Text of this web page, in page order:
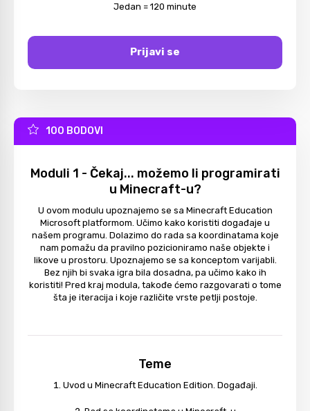
Jedan = 120 minute
Prijavi se
100 BODOVI
Moduli 1 - Čekaj... možemo li programirati
u Minecraft-u?
U ovom modulu upoznajemo se sa Minecraft Education
Microsoft platformom. Učimo kako koristiti događaje u
našem programu. Dolazimo do rada sa koordinatama koje
nam pomažu da pravilno pozicioniramo naše objekte i
likove u prostoru. Upoznajemo se sa konceptom varijabli.
Bez njih bi svaka igra bila dosadna, pa učimo kako ih
koristiti! Pred kraj modula, takođe ćemo razgovarati o tome
šta je iteracija i koje različite vrste petlji postoje.
Teme
Uvod u Minecraft Education Edition. Događaji.